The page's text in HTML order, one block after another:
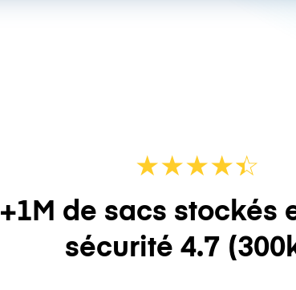
★★★★☆
★
+1M de sacs stockés
sécurité 4.7